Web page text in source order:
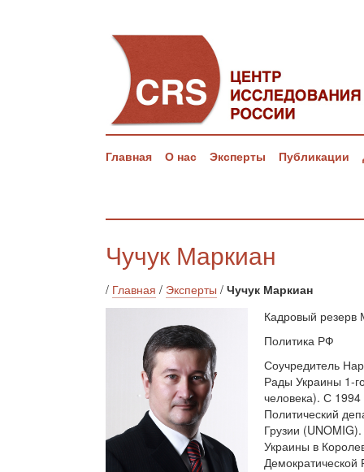
Главная О нас Эксперты Публикации
Чучук Маркиан
/ Главная / Эксперты / Чучук Маркиан
Кадровый
Политика РФ
Соучредитель
Рады Украины 1-
человека). С
Политический
Грузии
Украины в
Демократической